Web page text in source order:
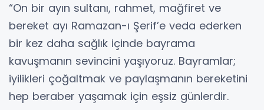
“On bir ayın sultanı, rahmet, mağfiret ve
bereket ayı Ramazan-ı Şerif’e veda ederken
bir kez daha sağlık içinde bayrama
kavuşmanın sevincini yaşıyoruz. Bayramlar;
iyilikleri çoğaltmak ve paylaşmanın bereketini
hep beraber yaşamak için eşsiz günlerdir.